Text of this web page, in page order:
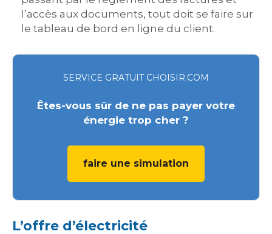
l’accès aux documents, tout doit se faire sur
le tableau de bord en ligne du client.
SERVICE GRATUIT CHOISIR.COM
Êtes-vous sûr de ne pas payer votre
énergie trop cher ?
faire une simulation
L’offre d’électricité